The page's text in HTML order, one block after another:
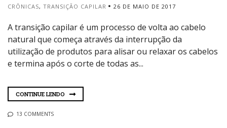
CRÔNICAS, TRANSIÇÃO CAPILAR 26 DE MAIO DE 2017
A transição capilar é um processo de volta ao cabelo
natural que começa através da interrupção da
utilização de produtos para alisar ou relaxar os cabelos
e termina após o corte de todas as...
CONTINUE LENDO
13 COMMENTS